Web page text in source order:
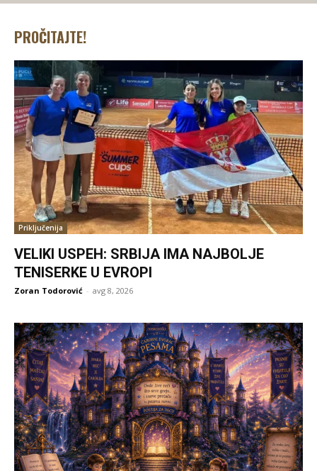
PROČITAJTE!
Priključenija
VELIKI USPEH: SRBIJA IMA NAJBOLJE
TENISERKE U EVROPI
Zoran Todorović - avg 8, 2026